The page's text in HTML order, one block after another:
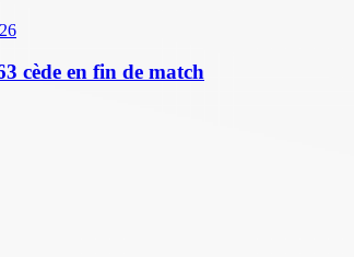
cède en fin de match